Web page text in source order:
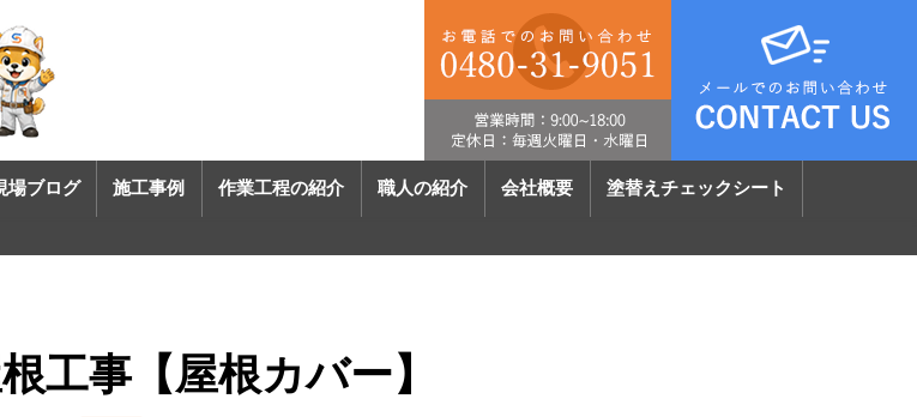
場ブログ 施工事例 作業工程の紹介 職人の紹介 会社概要 塗替えチェックシート
工事【屋根カバー】